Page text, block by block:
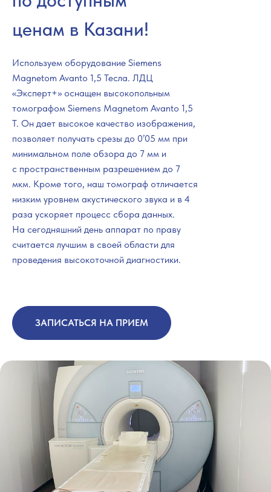
ценам в Казани!
Используем оборудование Siemens
Magnetom Avanto 1,5 Тесла. ЛДЦ
«Эксперт+» оснащен высокопольным
томографом Siemens Magnetom Avanto 1,5
Т. Он дает высокое качество изображения,
позволяет получать срезы до 0’05 мм при
минимальном поле обзора до 7 мм и
с пространственным разрешением до 7
мкм. Кроме того, наш томограф отличается
низким уровнем акустического звука и в 4
раза ускоряет процесс сбора данных.
На сегодняшний день аппарат по праву
считается лучшим в своей области для
проведения высокоточной диагностики.
ЗАПИСАТЬСЯ НА ПРИЕМ